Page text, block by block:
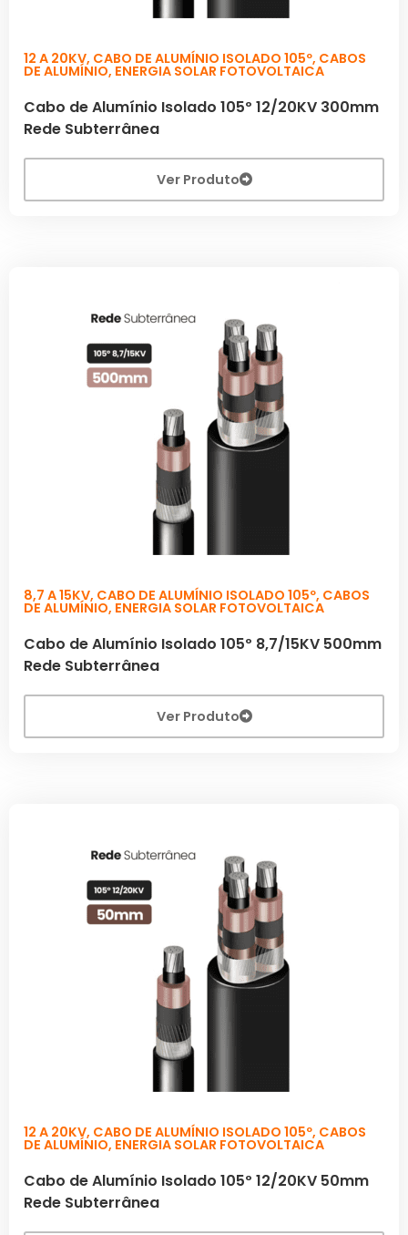
12 A 20KV, CABO DE ALUMÍNIO ISOLADO 105º, CABOS
DE ALUMÍNIO, ENERGIA SOLAR FOTOVOLTAICA
Cabo de Alumínio Isolado 105º 12/20KV 300mm
Rede Subterrânea
Ver Produto
8,7 A 15KV, CABO DE ALUMÍNIO ISOLADO 105º, CABOS
DE ALUMÍNIO, ENERGIA SOLAR FOTOVOLTAICA
Cabo de Alumínio Isolado 105º 8,7/15KV 500mm
Rede Subterrânea
Ver Produto
12 A 20KV, CABO DE ALUMÍNIO ISOLADO 105º, CABOS
DE ALUMÍNIO, ENERGIA SOLAR FOTOVOLTAICA
Cabo de Alumínio Isolado 105º 12/20KV 50mm
Rede Subterrânea